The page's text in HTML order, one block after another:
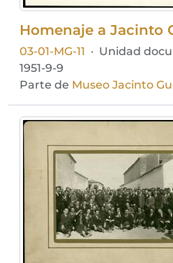
Homenaje a Jacinto
03-01-MG-11 · Unidad
1951-9-9
Parte de Museo Jacinto